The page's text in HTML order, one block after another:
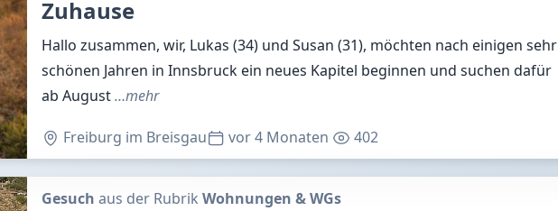
Zuhause
Hallo zusammen, wir, Lukas (34) und Susan (31), möchten nach einigen sehr
schönen Jahren in Innsbruck ein neues Kapitel beginnen und suchen dafür
ab August…mehr
Freiburg im Breisgau vor 4 Monaten 402
Gesuch aus der Rubrik Wohnungen & WGs